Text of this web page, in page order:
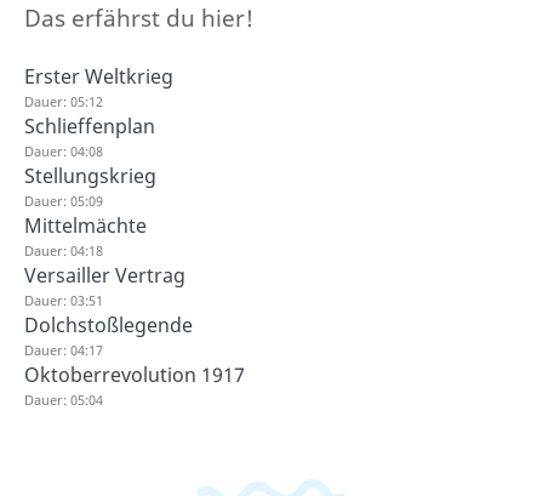
Das erfährst du hier!
Erster Weltkrieg
Dauer: 05:12
Schlieffenplan
Dauer: 04:08
Stellungskrieg
Dauer: 05:09
Mittelmächte
Dauer: 04:18
Versailler Vertrag
Dauer: 03:51
Dolchstoßlegende
Dauer: 04:17
Oktoberrevolution 1917
Dauer: 05:04